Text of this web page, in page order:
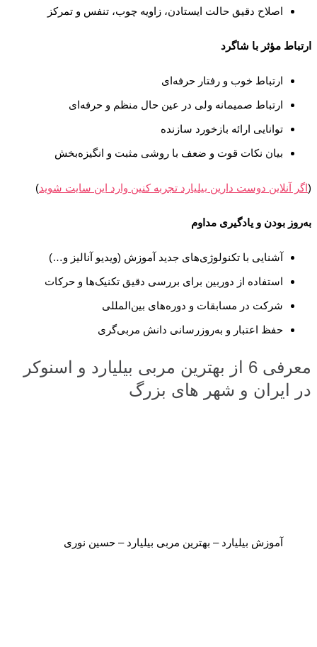
اصلاح دقیق حالت ایستادن، زاویه چوب، تنفس و تمرکز
ارتباط مؤثر با شاگرد
ارتباط خوب و رفتار حرفه‌ای
ارتباط صمیمانه ولی در عین حال منظم و حرفه‌ای
توانایی ارائه بازخورد سازنده
بیان نکات قوت و ضعف با روشی مثبت و انگیزه‌بخش
(اگر آنلاین دوست دارین بیلیارد تجربه کنین وارد این سایت شوید)
به‌روز بودن و یادگیری مداوم
آشنایی با تکنولوژی‌های جدید آموزش (ویدیو آنالیز و…)
استفاده از دوربین برای بررسی دقیق تکنیک‌ها و حرکات
شرکت در مسابقات و دوره‌های بین‌المللی
حفظ اعتبار و به‌روزرسانی دانش مربی‌گری
معرفی 6 از بهترین مربی بیلیارد و اسنوکر
در ایران و شهر های بزرگ
آموزش بیلیارد – بهترین مربی بیلیارد – حسین نوری